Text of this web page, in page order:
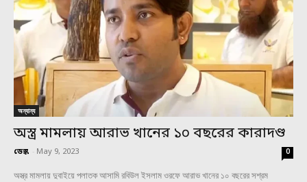
অন্যান্য
অস্ত্র মামলায় আরাভ খানের ১০ বছরের কারাদণ্ড
ডেস্ক - May 9, 2023 0
অস্ত্র মামলায় দুবাইয়ে পলাতক আসামি রবিউল ইসলাম ওরফে আরাভ খানের ১০ বছরের সশ্রম